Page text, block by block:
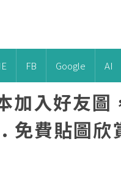
FB Google AI
加入好友圖
費貼圖欣